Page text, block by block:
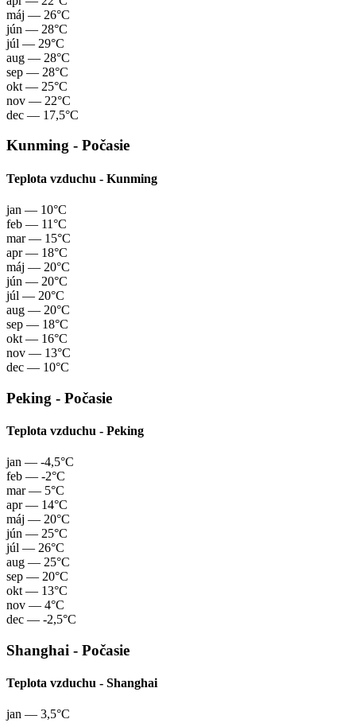
máj — 26°C
jún — 28°C
júl — 29°C
aug — 28°C
sep — 28°C
okt — 25°C
nov — 22°C
dec — 17,5°C
Kunming - Počasie
Teplota vzduchu - Kunming
jan — 10°C
feb — 11°C
mar— 15°C
apr— 18°C
máj — 20°C
jún — 20°C
júl — 20°C
aug — 20°C
sep — 18°C
okt — 16°C
nov — 13°C
dec — 10°C
Peking - Počasie
Teplota vzduchu - Peking
jan — -4,5°C
feb — -2°C
mar— 5°C
apr— 14°C
máj — 20°C
jún — 25°C
júl — 26°C
aug — 25°C
sep — 20°C
okt — 13°C
nov — 4°C
dec — -2,5°C
Shanghai - Počasie
Teplota vzduchu - Shanghai
jan — 3,5°C